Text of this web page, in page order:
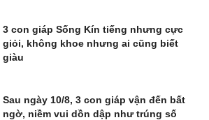
3 con giáp Sống Kín tiếng nhưng cực
giỏi, không khoe nhưng ai cũng biết
giàu
Sau ngày 10/8, 3 con giáp vận đến bất
ngờ, niềm vui dồn dập như trúng số